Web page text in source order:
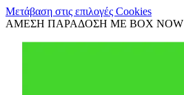
Μετάβαση στις επιλογές Cookies
ΑΜΕΣΗ ΠΑΡΑΔΟΣΗ ΜΕ BOX NOW